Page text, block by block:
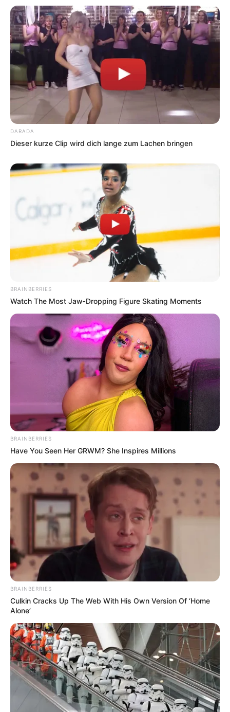
DARADA
Dieser kurze Clip wird dich lange zum Lachen bringen
BRAINBERRIES
Watch The Most Jaw‑Dropping Figure Skating Moments
BRAINBERRIES
Have You Seen Her GRWM? She Inspires Millions
BRAINBERRIES
Culkin Cracks Up The Web With His Own Version Of ‘Home
Alone’